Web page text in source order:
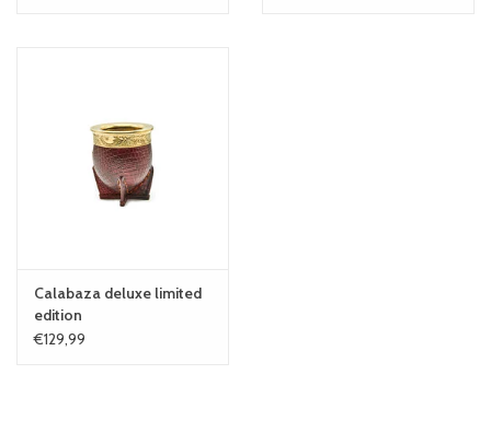
Calabaza deluxe limited
edition
€129,99